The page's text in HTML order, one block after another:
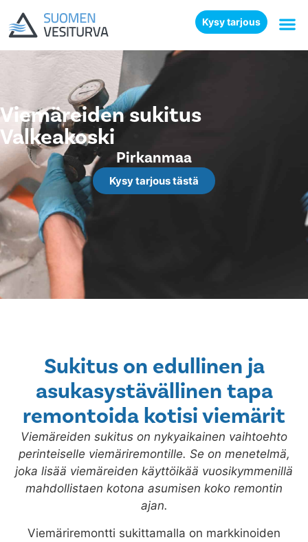
Kysy tarjous
Viemäreiden sukitus
Valkeakoski
Pirkanmaa
Kysy tarjous tästä
Sukitus on edullinen ja
asukasystävällinen tapa
remontoida kotisi viemärit
Viemäreiden sukitus on nykyaikainen vaihtoehto
perinteiselle viemäriremontille. Se on menetelmä,
joka lisää viemäreiden käyttöikää vuosikymmenillä
mahdollistaen kotona asumisen koko remontin
ajan.
Viemäriremontti sukittamalla on markkinoiden